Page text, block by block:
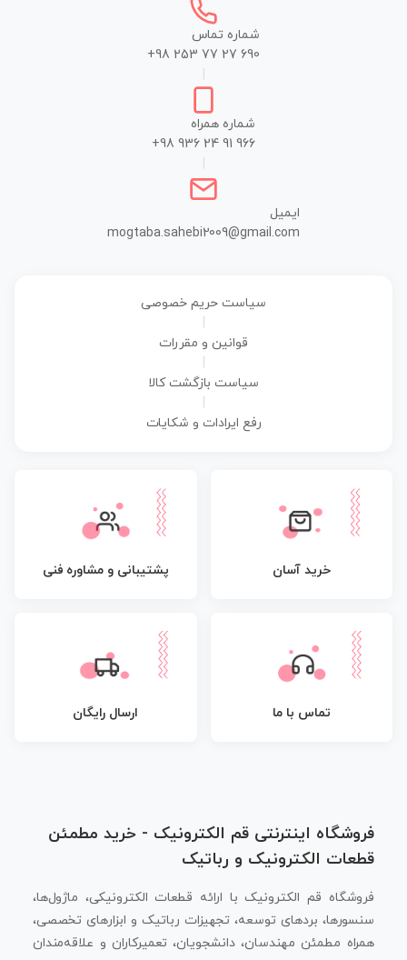
شماره تماس
+98 253 77 27 690
شماره همراه
+98 936 24 91 966
ایمیل
mogtaba.sahebi2009@gmail.com
سیاست حریم خصوصی
قوانین و مقررات
سیاست بازگشت کالا
رفع ایرادات و شکایات
خرید آسان پشتیبانی و مشاوره فنی
تماس با ما ارسال رایگان
فروشگاه اینترنتی قم الکترونیک - خرید مطمئن
قطعات الکترونیک و رباتیک
فروشگاه قم الکترونیک با ارائه قطعات الکترونیکی، ماژول‌ها،
سنسورها، بردهای توسعه، تجهیزات رباتیک و ابزارهای تخصصی،
همراه مطمئن مهندسان، دانشجویان، تعمیرکاران و علاقه‌مندان